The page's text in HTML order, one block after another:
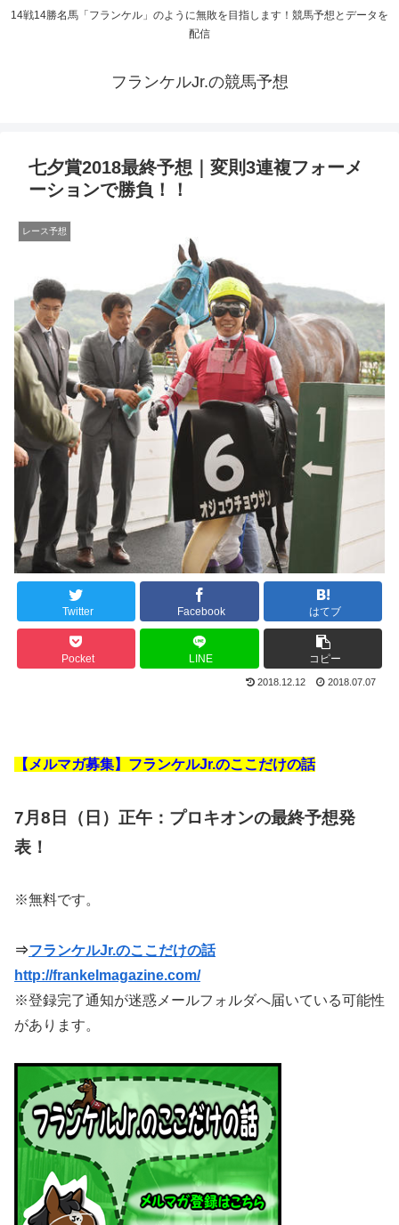
14戦14勝名馬「フランケル」のように無敗を目指します！競馬予想とデータを
配信
フランケルJr.の競馬予想
七夕賞2018最終予想｜変則3連複フォーメ
ーションで勝負！！
レース予想
Twitter Facebook はてブ
Pocket LINE コピー
2018.12.12 2018.07.07
【メルマガ募集】フランケルJr.のここだけの話
7月8日（日）正午：プロキオンの最終予想発
表！
※無料です。
⇒フランケルJr.のここだけの話
http://frankelmagazine.com/
※登録完了通知が迷惑メールフォルダへ届いている可能性
があります。